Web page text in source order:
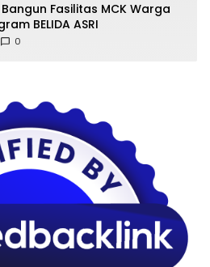
Bangun Fasilitas MCK Warga
BELIDA ASRI
0